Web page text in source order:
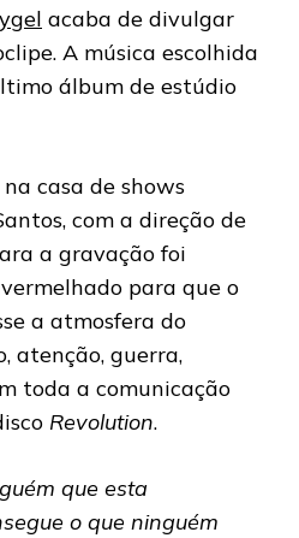
acaba de divulgar
A música escolhida
álbum de estúdio
casa de shows
com a direção de
a gravação foi
para que o
a atmosfera do
atenção, guerra,
toda a comunicação
Revolution.
que esta
o que ninguém